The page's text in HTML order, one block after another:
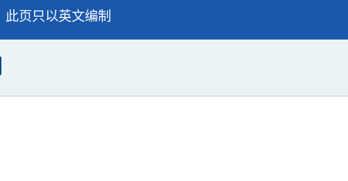
开
开
此页只以英文编制